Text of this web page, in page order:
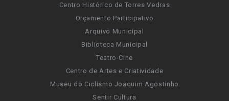
Centro Histórico de Torres Vedras
Orçamento Participativo
Arquivo Municipal
Biblioteca Municipal
Teatro-Cine
Centro de Artes e Criatividade
Museu do Ciclismo Joaquim Agostinho
Sentir Cultura